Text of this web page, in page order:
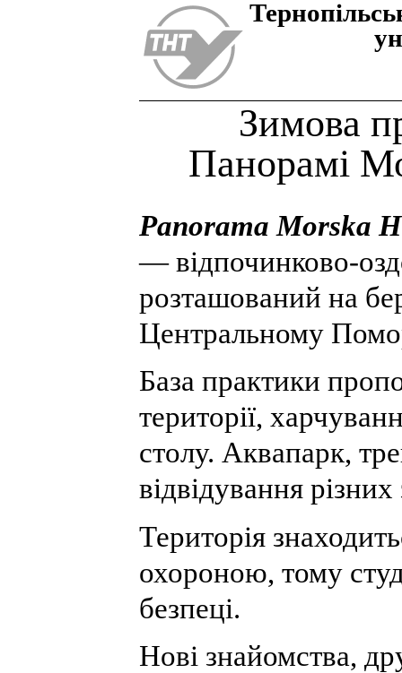
Зимова
Панорамі
Panorama Morska
— відпочинково-
розташований на
Центральному
База практики
території,
столу. Аквапарк,
відвідування
Територія
охороною, тому
безпеці.
Нові знайомства,